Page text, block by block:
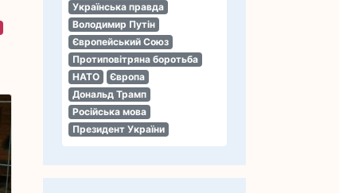
Українська правда
Володимир Путін
Європейський Союз
Протиповітряна боротьба
НАТО
Європа
Дональд Трамп
Російська мова
Президент України